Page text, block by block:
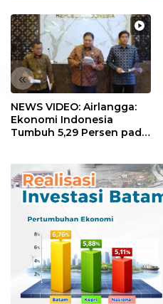
«
NEWS VIDEO: Airlangga:
Ekonomi Indonesia
Tumbuh 5,29 Persen pada